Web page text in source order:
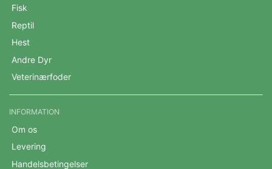
Fisk
Reptil
Hest
Andre Dyr
Veterinærfoder
INFORMATION
Om os
Levering
Handelsbetingelser